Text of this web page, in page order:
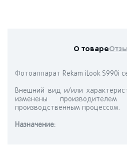
О товаре
Фотоаппарат Rekam iLook S990i
Внешний вид и/или
изменены
производственным процессом.
Назначениe: